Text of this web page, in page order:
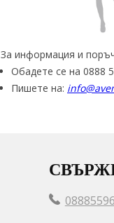
За информация и
Обадете се на 0888
Пишете на: